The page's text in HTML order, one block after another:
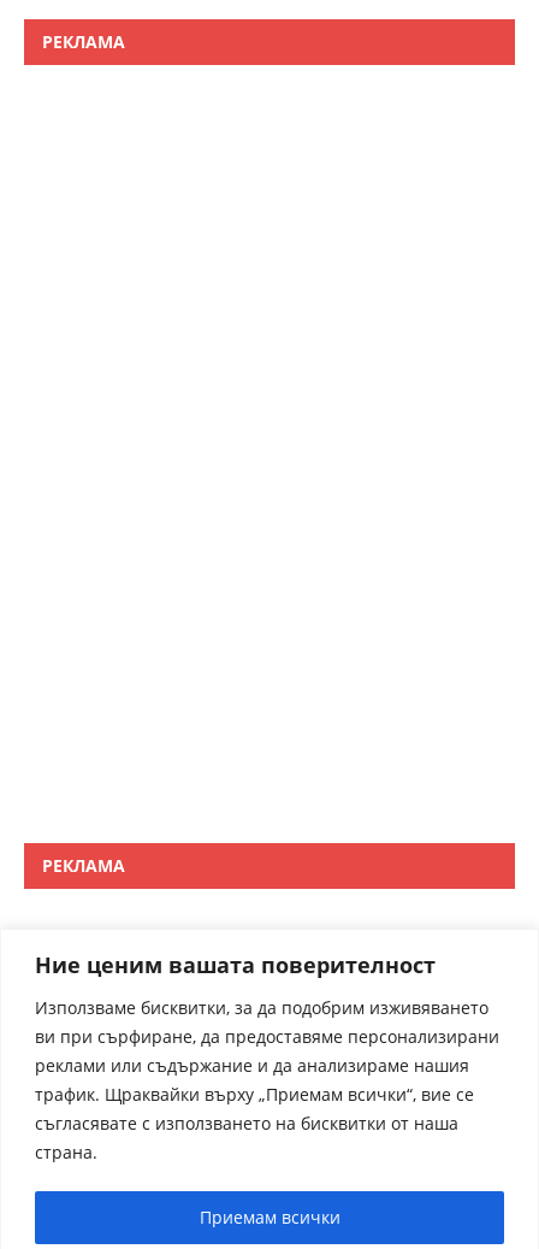
Ние ценим вашата поверителност
Използваме бисквитки, за да подобрим изживяването
ви при сърфиране, да предоставяме персонализирани
реклами или съдържание и да анализираме нашия
трафик. Щраквайки върху „Приемам всички“, вие се
съгласявате с използването на бисквитки от наша
страна.
Приемам всички
РЕКЛАМА
РЕКЛАМА